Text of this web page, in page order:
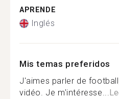
APRENDE
Inglés
Mis temas preferidos
J'aimes parler de
vidéo. Je m'intéresse...